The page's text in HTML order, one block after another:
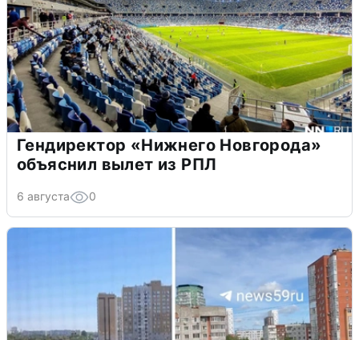
Гендиректор «Нижнего Новгорода»
объяснил вылет из РПЛ
6 августа 0